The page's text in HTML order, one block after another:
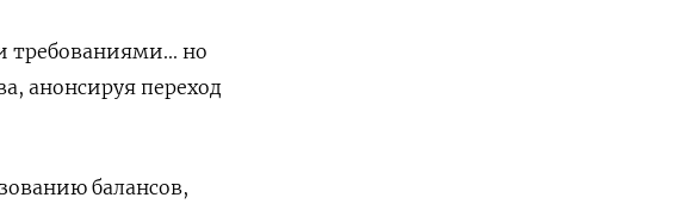
требованиями... но
анонсируя переход
балансов,